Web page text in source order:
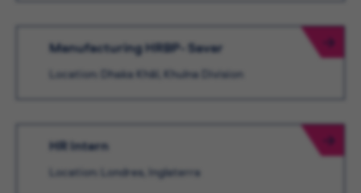
Manufacturing HRBP- Savar
Location: Dhaka Khāl, Khulna Division
HR Intern
Location: Londres, Inglaterra